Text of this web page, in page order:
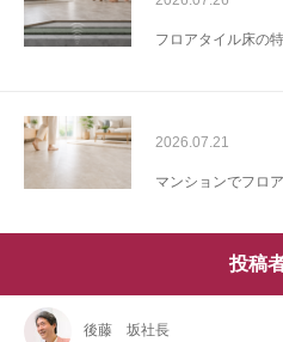
フロアタイル床の
2026.07.21
マンションでフロ
投稿
後藤 坂社長